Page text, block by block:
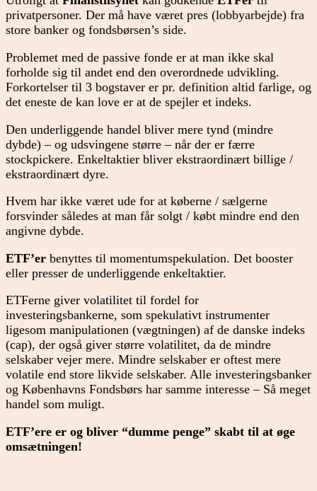
privatpersoner. Der må have været pres (lobbyarbejde) fra
store banker og fondsbørsen’s side.
Problemet med de passive fonde er at man ikke skal
forholde sig til andet end den overordnede udvikling.
Forkortelser til 3 bogstaver er pr. definition altid farlige, og
det eneste de kan love er at de spejler et indeks.
Den underliggende handel bliver mere tynd (mindre
dybde) – og udsvingene større – når der er færre
stockpickere. Enkeltaktier bliver ekstraordinært billige /
ekstraordinært dyre.
Hvem har ikke været ude for at køberne / sælgerne
forsvinder således at man får solgt / købt mindre end den
angivne dybde.
ETF’er benyttes til momentumspekulation. Det booster
eller presser de underliggende enkeltaktier.
ETFerne giver volatilitet til fordel for
investeringsbankerne, som spekulativt instrumenter
ligesom manipulationen (vægtningen) af de danske indeks
(cap), der også giver større volatilitet, da de mindre
selskaber vejer mere. Mindre selskaber er oftest mere
volatile end store likvide selskaber. Alle investeringsbanker
og Københavns Fondsbørs har samme interesse – Så meget
handel som muligt.
ETF’ere er og bliver “dumme penge” skabt til at øge
omsætningen!